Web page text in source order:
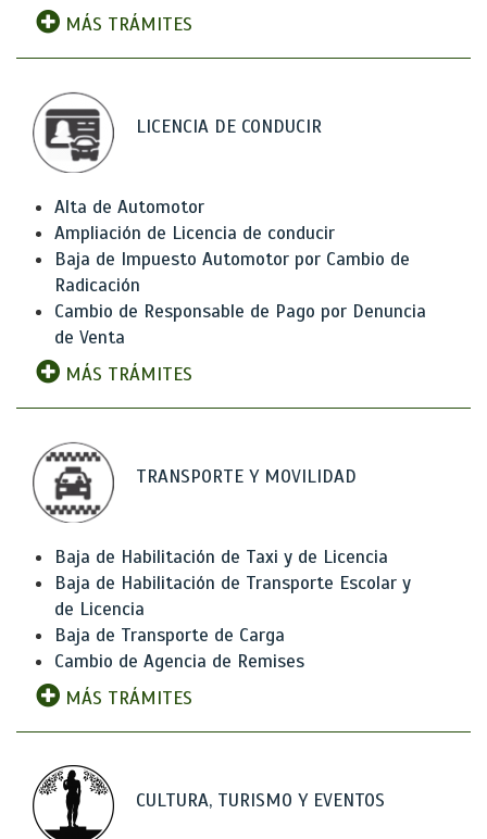
MÁS TRÁMITES
LICENCIA DE CONDUCIR
Alta de Automotor
Ampliación de Licencia de conducir
Baja de Impuesto Automotor por Cambio de
Radicación
Cambio de Responsable de Pago por Denuncia
de Venta
MÁS TRÁMITES
TRANSPORTE Y MOVILIDAD
Baja de Habilitación de Taxi y de Licencia
Baja de Habilitación de Transporte Escolar y
de Licencia
Baja de Transporte de Carga
Cambio de Agencia de Remises
MÁS TRÁMITES
CULTURA, TURISMO Y EVENTOS